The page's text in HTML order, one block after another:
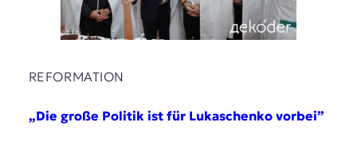
REFORMATION
„Die große Politik ist für Lukaschenko vorbei”